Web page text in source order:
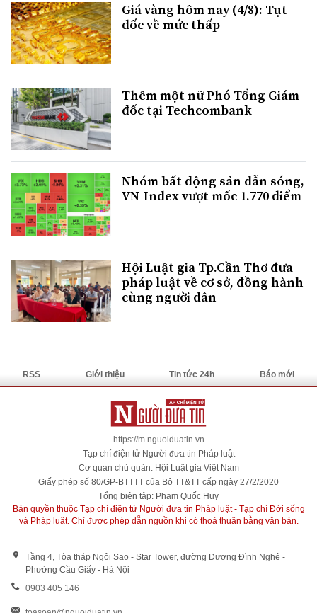
Giá vàng hôm nay (4/8): Tụt
dốc về mức thấp
Thêm một nữ Phó Tổng Giám
đốc tại Techcombank
Nhóm bất động sản dẫn sóng,
VN-Index vượt mốc 1.770 điểm
Hội Luật gia Tp.Cần Thơ đưa
pháp luật về cơ sở, đồng hành
cùng người dân
RSS Giới thiệu Tin tức 24h Báo mới
https://m.nguoiduatin.vn
Tạp chí điện tử Người đưa tin Pháp luật
Cơ quan chủ quản: Hội Luật gia Việt Nam
Giấy phép số 80/GP-BTTTT của Bộ TT&TT cấp ngày 27/2/2020
Tổng biên tập: Phạm Quốc Huy
Bản quyền thuộc Tạp chí điện tử Người đưa tin Pháp luật - Tạp chí Đời sống
và Pháp luật. Chỉ được phép dẫn nguồn khi có thoả thuận bằng văn bản.
Tầng 4, Tòa tháp Ngôi Sao - Star Tower, đường Dương Đình Nghệ -
Phường Cầu Giấy - Hà Nội
0903 405 146